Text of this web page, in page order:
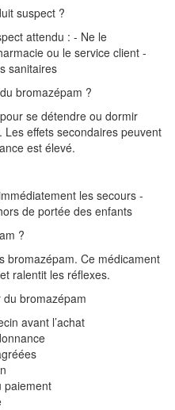
suspect ?
attendu : - Ne le
ou le service client -
sanitaires
bromazépam ?
se détendre ou dormir
effets secondaires peuvent
est élevé.
les secours -
de portée des enfants
?
bromazépam. Ce médicament
ralentit les réflexes.
bromazépam
avant l’achat
paiement